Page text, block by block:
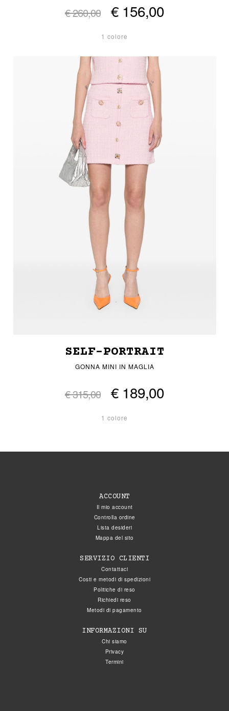
€ 260,00 € 156,00
1 colore
SELF-PORTRAIT
GONNA MINI IN MAGLIA
€ 315,00 € 189,00
1 colore
ACCOUNT
Il mio account
Controlla ordine
Lista desideri
Mappa del sito
SERVIZIO CLIENTI
Contattaci
Costi e metodi di spedizioni
Politiche di reso
Richiedi reso
Metodi di pagamento
INFORMAZIONI SU
Chi siamo
Privacy
Termini